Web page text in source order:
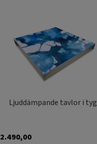
olika
alternativen
kan
väljas
på
Ljuddämpande tavlor i tyg
2.490,00